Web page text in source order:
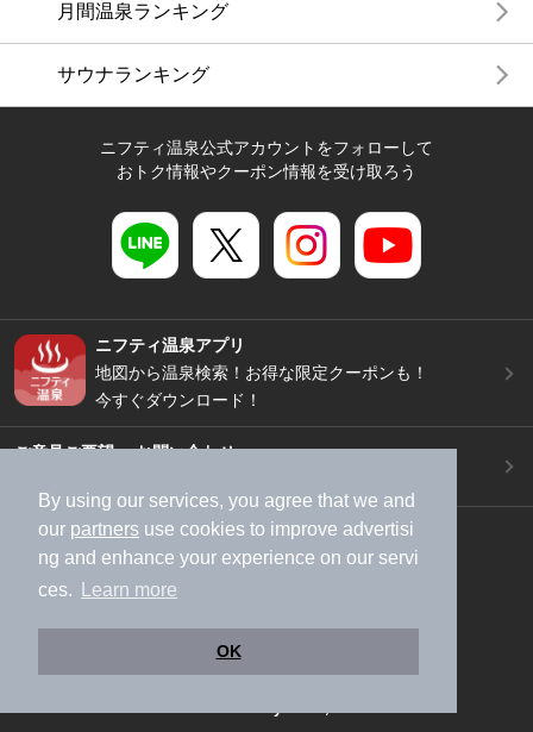
By using our services, you agree that we and
our partners use cookies to improve advertisi
ng and enhance your experience on our servi
ces.
Learn more
OK
月間温泉ランキング
サウナランキング
ニフティ温泉公式アカウントをフォローして
おトク情報やクーポン情報を受け取ろう
ニフティ温泉アプリ
地図から温泉検索！お得な限定クーポンも！
今すぐダウンロード！
ご意見ご要望 ・お問い合わせ
スマートフォン /
PC
加盟店募集（資料請求）
広告出稿のご案内
利用規約
特定商取引法に基づく表記
ヘルプ
採用情報